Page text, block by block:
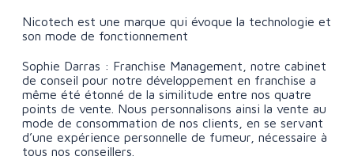
Nicotech est une marque qui évoque la technologie et
son mode de fonctionnement
Sophie Darras : Franchise Management, notre cabinet
de conseil pour notre développement en franchise a
même été étonné de la similitude entre nos quatre
points de vente. Nous personnalisons ainsi la vente au
mode de consommation de nos clients, en se servant
d’une expérience personnelle de fumeur, nécessaire à
tous nos conseillers.